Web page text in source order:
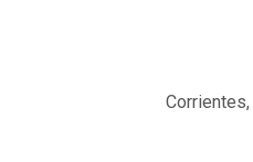
Corrientes,